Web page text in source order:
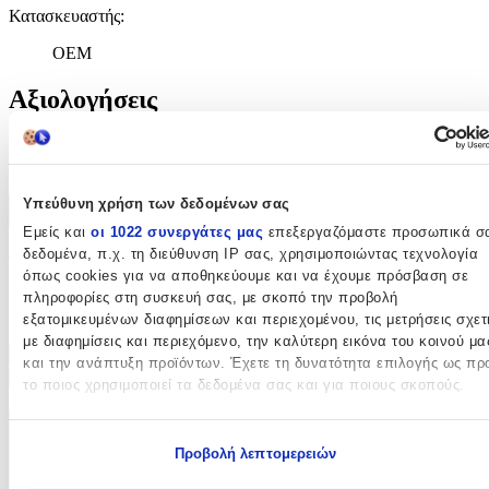
Υπεύθυνη χρήση των δεδομένων σας
Εμείς και οι 1022 συνεργάτες μας επεξεργαζόμαστε προσωπικά
δεδομένα, π.χ. τη διεύθυνση IP σας, χρησιμοποιώντας τεχνολογία
όπως cookies για να αποθηκεύουμε και να έχουμε πρόσβαση σε
πληροφορίες στη συσκευή σας, με σκοπό την προβολή
εξατομικευμένων διαφημίσεων και περιεχομένου, τις μετρήσεις
με διαφημίσεις και περιεχόμενο, την καλύτερη εικόνα του κοινού
και την ανάπτυξη προϊόντων. Έχετε τη δυνατότητα επιλογής ως
το ποιος χρησιμοποιεί τα δεδομένα σας και για ποιους σκοπούς.
Να συλλέξουμε πληροφορίες σχετικά με τη γεωγραφική σας
Προβολή λεπτομερειών
Κατασκευαστής:
OEM
Αξιολογήσεις
Προς το παρόν δεν υπάρχουν άλλες αξιολογήσεις. Όταν
προστεθούν, θα εμφανιστούν εδώ.
Πώς υπολογίζεται η βαθμολογία
Η τελική βαθμολογία βασίζεται αποκλειστικά σε κριτικές χρηστών
που έχουν πραγματοποιήσει αγορά μέσω SHOPFLIX ή έχουν
επιβεβαιώσει την αγορά τους.
Γράψου στο Νewsletter μας για νέα & προσφορές!
Εγγραφή
Πατώντας «Εγγραφή» αποδέχεσαι τους όρους χρήσης